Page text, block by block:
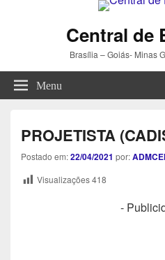
Central de
Brasília – Goiás- Minas
Menu
PROJETISTA
Postado em:22/04/2021 por:
Visualizações418
-